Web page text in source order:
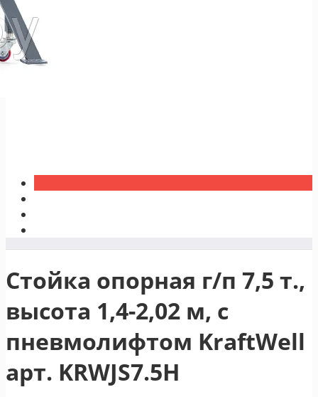
Стойка опорная г/п 7,5 т.,
высота 1,4-2,02 м, с
пневмолифтом KraftWell
арт. KRWJS7.5H